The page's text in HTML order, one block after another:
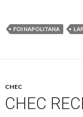
FOI NAPOLITANA
CHEC
CHEC